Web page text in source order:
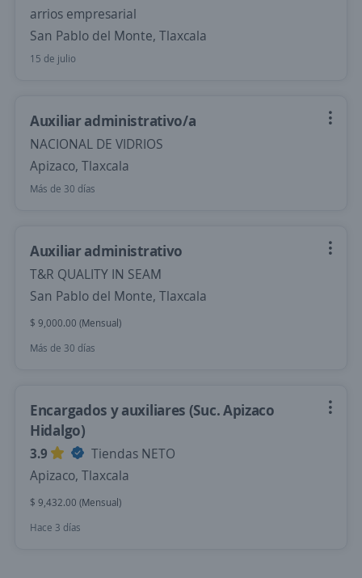
arrios empresarial
San Pablo del Monte, Tlaxcala
15 de julio
Auxiliar administrativo/a
NACIONAL DE VIDRIOS
Apizaco, Tlaxcala
Más de 30 días
Auxiliar administrativo
T&R QUALITY IN SEAM
San Pablo del Monte, Tlaxcala
$ 9,000.00 (Mensual)
Más de 30 días
Encargados y auxiliares (Suc. Apizaco
Hidalgo)
3.9
Tiendas NETO
Apizaco, Tlaxcala
$ 9,432.00 (Mensual)
Hace 3 días